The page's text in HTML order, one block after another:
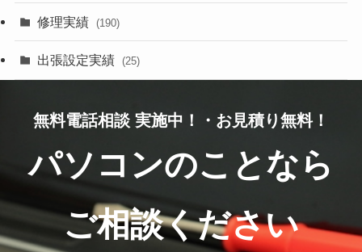
修理実績 (190)
出張設定実績 (25)
無料電話相談 実施中！・お見積り無料！
パソコンのことなら
ご相談ください